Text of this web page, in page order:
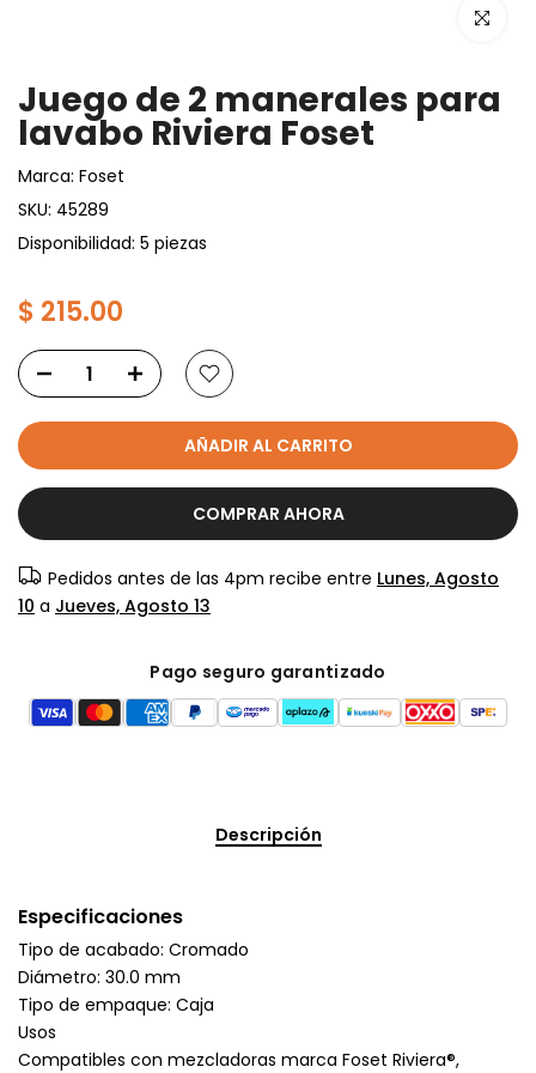
Haz clic
Juego de 2 manerales para
lavabo Riviera Foset
Marca: Foset
SKU: 45289
Disponibilidad: 5 piezas
$ 215.00
AÑADIR AL CARRITO
COMPRAR AHORA
Pedidos antes de las 4pm recibe entre Lunes, Agosto
10 a Jueves, Agosto 13
Pago seguro garantizado
Descripción
Especificaciones
Tipo de acabado: Cromado
Diámetro: 30.0 mm
Tipo de empaque: Caja
Usos
Compatibles con mezcladoras marca Foset Riviera®,